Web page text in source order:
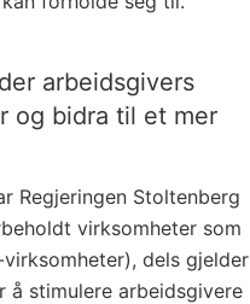
arbeidsgivers
og bidra til et mer
Regjeringen Stoltenberg
virksomheter som
dels gjelder
å stimulere arbeidsgivere